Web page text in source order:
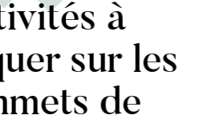
à
sur les
de